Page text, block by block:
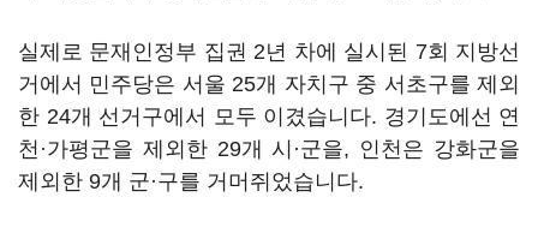
실제로 문재인정부 집권 2년 차에 실시된 7회 지방선
거에서 민주당은 서울 25개 자치구 중 서초구를 제외
한 24개 선거구에서 모두 이겼습니다. 경기도에선 연
천·가평군을 제외한 29개 시·군을, 인천은 강화군을
제외한 9개 군·구를 거머쥐었습니다.